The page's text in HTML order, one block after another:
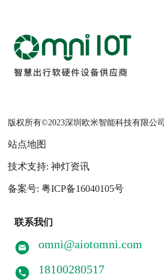
版权所有©2023深圳欧米智能科技有限公司
站点地图
技术支持: 神灯资讯
备案号: 粤ICP备16040105号
联系我们
omni@aiotomni.com
18100280517